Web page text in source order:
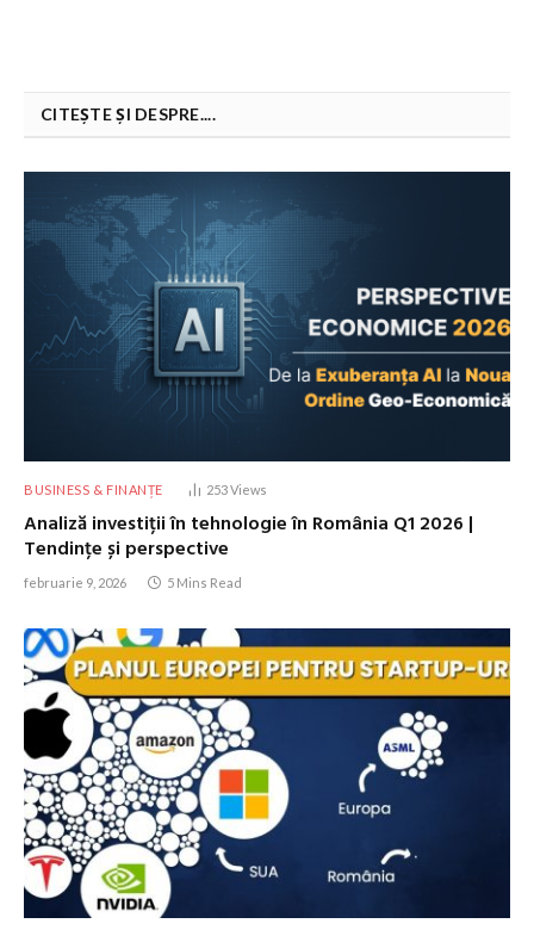
CITEȘTE ȘI DESPRE....
BUSINESS & FINANȚE 253Views
Analiză investiții în tehnologie în România Q1 2026 |
Tendințe și perspective
februarie 9, 2026 5 Mins Read